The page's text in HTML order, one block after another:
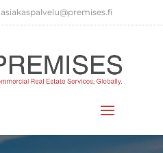
asiakaspalvelu@premises.fi